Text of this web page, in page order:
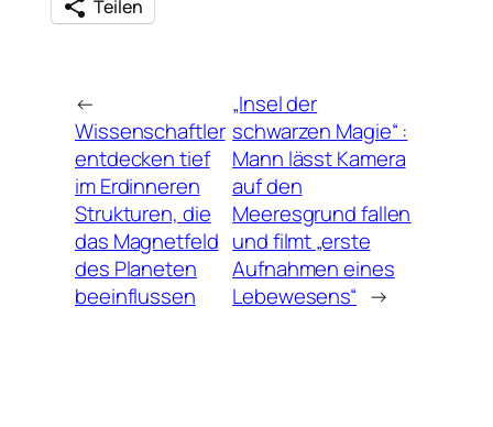
Teilen
←
Wissenschaftler
entdecken tief
im Erdinneren
Strukturen, die
das Magnetfeld
des Planeten
beeinflussen
„Insel der
schwarzen Magie“ :
Mann lässt Kamera
auf den
Meeresgrund fallen
und filmt „erste
Aufnahmen eines
Lebewesens“ →